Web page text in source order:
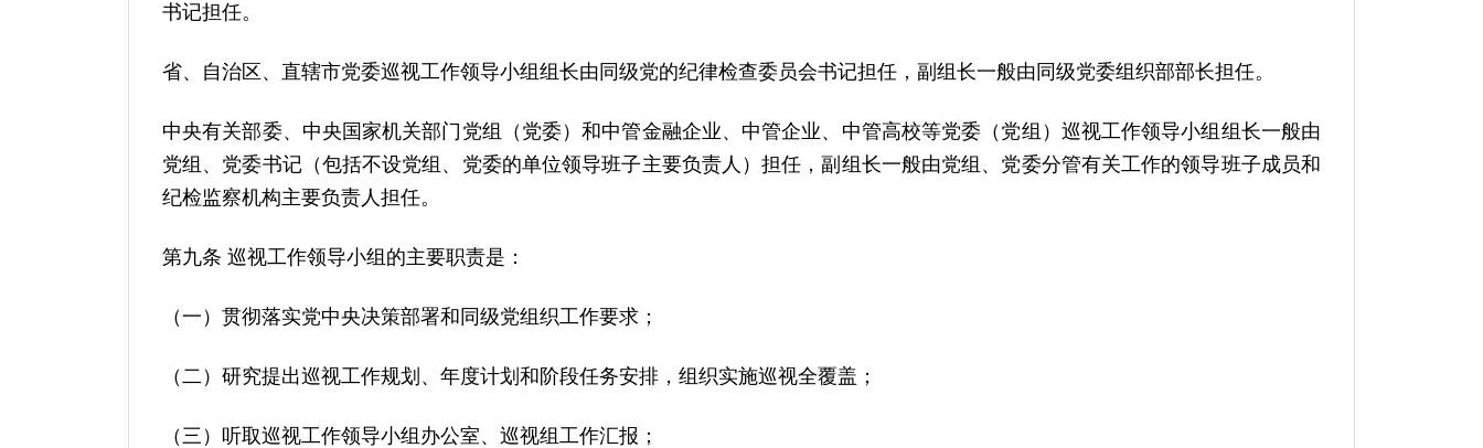
书记担任。
省、自治区、直辖市党委巡视工作领导小组组长由同级党的纪律检查委员会书记担任，副组长一般由同级党委组织部部长担任。
中央有关部委、中央国家机关部门党组（党委）和中管金融企业、中管企业、中管高校等党委（党组）巡视工作领导小组组长一般由
党组、党委书记（包括不设党组、党委的单位领导班子主要负责人）担任，副组长一般由党组、党委分管有关工作的领导班子成员和
纪检监察机构主要负责人担任。
第九条 巡视工作领导小组的主要职责是：
（一）贯彻落实党中央决策部署和同级党组织工作要求；
（二）研究提出巡视工作规划、年度计划和阶段任务安排，组织实施巡视全覆盖；
（三）听取巡视工作领导小组办公室、巡视组工作汇报；